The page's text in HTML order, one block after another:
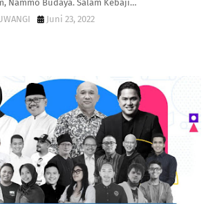
Nammo Budaya. Salam Kebaji…
Juni 23, 2022